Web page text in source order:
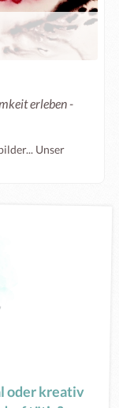
erleben -
Unser
oder kreativ